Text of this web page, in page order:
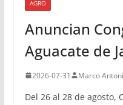
AGRO
Anuncian
Aguacate de
2026-07-31 Marco
Del 26 al 28 de agosto,